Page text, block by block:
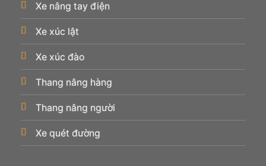
Xe nâng tay điện
Xe xúc lật
Xe xúc đào
Thang nâng hàng
Thang nâng người
Xe quét đường